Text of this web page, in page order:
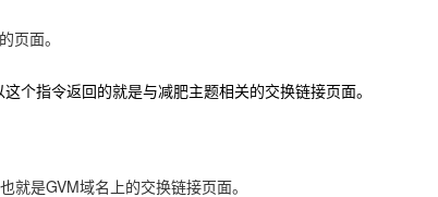
页面。
个指令返回的就是与减肥主题相关的交换链接页面。
就是GVM域名上的交换链接页面。